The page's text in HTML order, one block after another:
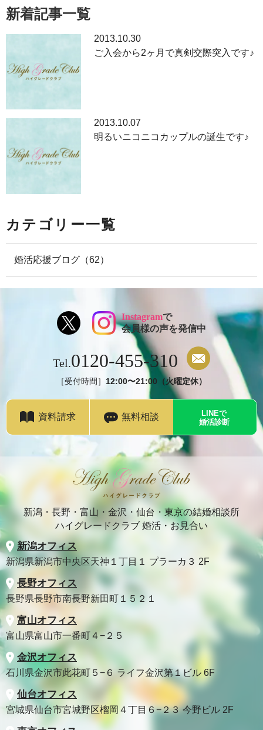
新着記事一覧
2013.10.30
ご入会から2ヶ月で真剣交際突入です♪
2013.10.07
明るいニコニコカップルの誕生です♪
カテゴリー一覧
婚活応援ブログ（62）
Instagramで
会員様の声を発信中
Tel.0120-455-310
［受付時間］ 12:00〜21:00（火曜定休）
資料請求 無料相談
LINEで
婚活診断
新潟・長野・富山・金沢・仙台・東京の結婚相談所
ハイグレードクラブ 婚活・お見合い
新潟オフィス
新潟県新潟市中央区天神１丁目１ プラーカ３ 2F
長野オフィス
長野県長野市南長野新田町１５２１
富山オフィス
富山県富山市一番町４−２５
金沢オフィス
石川県金沢市此花町５−６ ライフ金沢第１ビル 6F
仙台オフィス
宮城県仙台市宮城野区榴岡４丁目６−２３ 今野ビル 2F